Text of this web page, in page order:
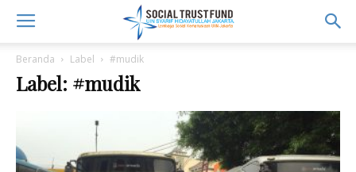
Beranda Label #mudik
Label: #mudik